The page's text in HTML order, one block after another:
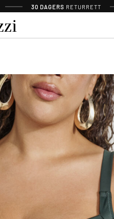
30 DAGERS RETURRETT